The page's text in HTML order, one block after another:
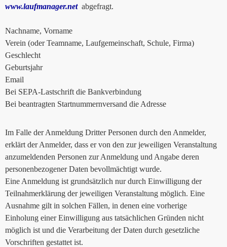
www.laufmanager.netabgefragt.
Nachname, Vorname
Verein (oder Teamname, Laufgemeinschaft, Schule, Firma)
Geschlecht
Geburtsjahr
Email
Bei SEPA-Lastschrift die Bankverbindung
Bei beantragten Startnummernversand die Adresse
Im Falle der Anmeldung Dritter Personen durch den Anmelder,
erklärt der Anmelder, dass er von den zur jeweiligen Veranstaltung
anzumeldenden Personen zur Anmeldung und Angabe deren
personenbezogener Daten bevollmächtigt wurde.
Eine Anmeldung ist grundsätzlich nur durch Einwilligung der
Teilnahmerklärung der jeweiligen Veranstaltung möglich. Eine
Ausnahme gilt in solchen Fällen, in denen eine vorherige
Einholung einer Einwilligung aus tatsächlichen Gründen nicht
möglich ist und die Verarbeitung der Daten durch gesetzliche
Vorschriften gestattet ist.